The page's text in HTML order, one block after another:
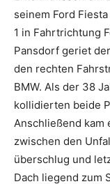
seinem Ford
1 in Fahrtrichtung
Pansdorf geriet
den rechten
BMW. Als der 38
kollidierten beide
Anschließend kam
zwischen den
überschlug und
Dach liegend zum